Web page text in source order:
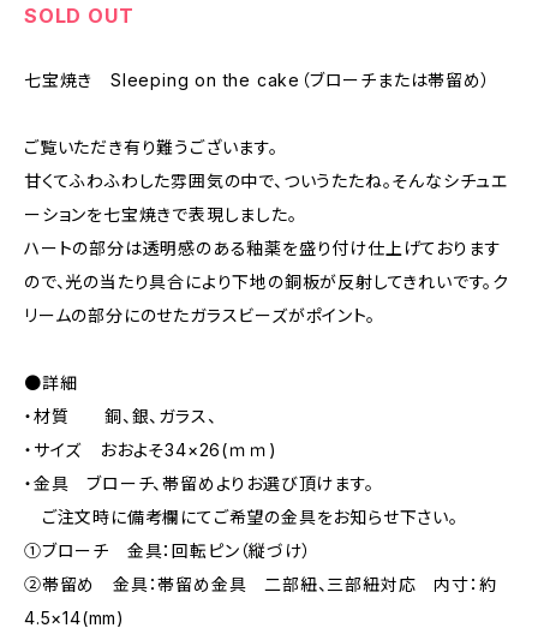
SOLD OUT
七宝焼き Sleeping on the cake（ブローチまたは帯留め）
ご覧いただき有り難うございます。
甘くてふわふわした雰囲気の中で、ついうたたね。そんなシチュエ
ーションを七宝焼きで表現しました。
ハートの部分は透明感のある釉薬を盛り付け仕上げております
ので、光の当たり具合により下地の銅板が反射してきれいです。ク
リームの部分にのせたガラスビーズがポイント。
●詳細
・材質 銅、銀、ガラス、
・サイズ おおよそ34×26(ｍｍ)
・金具 ブローチ、帯留めよりお選び頂けます。
ご注文時に備考欄にてご希望の金具をお知らせ下さい。
①ブローチ 金具：回転ピン（縦づけ）
②帯留め 金具：帯留め金具 二部紐、三部紐対応 内寸：約
4.5×14(mm)